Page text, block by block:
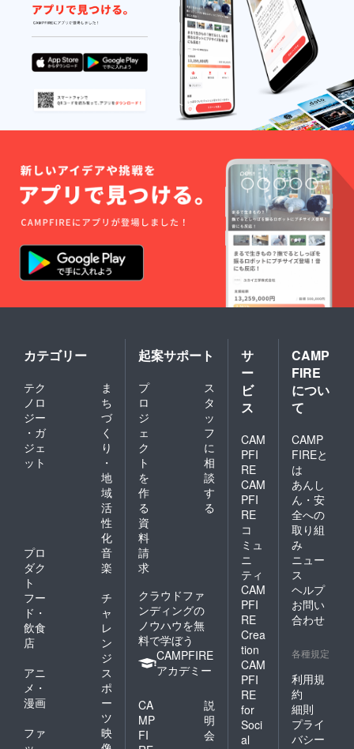
ご支援
頂けま
すと大
変嬉し
いです
だきま
す。) *
どのリ
ターン
も金額
を「上
乗せ支
援」を
するこ
とがで
きま
都合許
す場合
は、リ
ターン
の額に
上乗せ
して、
ご支援
頂けま
変嬉し
いです
ジュー
ルが
入って
いる日
程な
ど、ご
利用頂
けない
日程も
ござい
ます。
ご希望
の日程
から相
談させ
て下さ
い。 ★
飲食に
関して
は通常
を頂戴
致しま
す。(入
ドリン
ク代も
別途徴
収させ
ていた
だきま
す。) *
ターン
も金額
を「上
乗せ支
援」を
するこ
とがで
きま
す。ご
都合許
す場合
は、リ
ターン
の額に
上乗せ
して、
頂けま
変嬉し
いです
カテゴリー
テク
ノロ
ジー
・ガ
ジェ
ット
ま
ち
づ
く
り
・
地
域
活
性
化
プロ
ダク
ト
音
楽
フー
ド・
飲食
店
チ
ャ
レ
ン
ジ
アニ
メ・
漫画
ス
ポ
ー
ツ
ファ
映
起案サポート
プ
ロ
ジ
ェ
ク
ト
を
作
る
ス
タ
ッ
フ
に
相
談
す
る
資
料
請
求
クラウドファ
ンディングの
ノウハウを無
料で学ぼう
CAMPFIRE
アカデミー
CA
MP
FI
説
明
会
サ
ー
ビ
ス
CAM
PFI
RE
CAM
PFI
RE
コ
ミュ
ニ
ティ
CAM
PFI
RE
Crea
tion
CAM
PFI
RE
for
Soci
al
CAMP
FIRE
につい
て
CAMP
FIREと
は
あんし
ん・安
全への
取り組
み
ニュー
ス
ヘルプ
お問い
合わせ
各種規定
利用規
約
細則
プライ
バシー